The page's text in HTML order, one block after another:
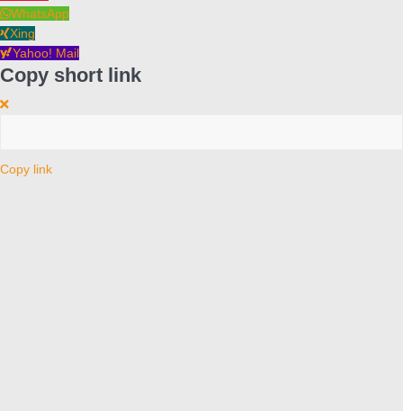
WhatsApp
Xing
Yahoo! Mail
Copy short link
Copy link